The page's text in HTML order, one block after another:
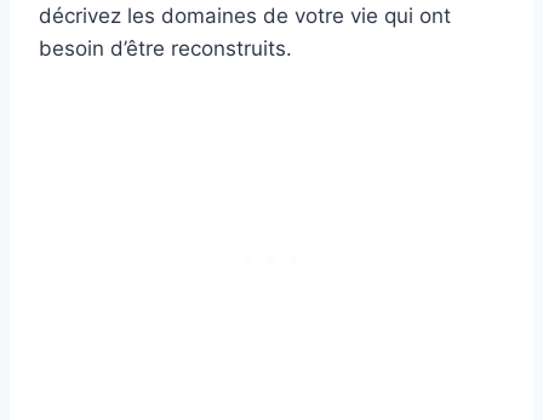
décrivez les domaines de votre vie qui ont
besoin d’être reconstruits.